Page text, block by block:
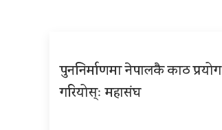
पुननिर्माणमा नेपालकै काठ प्रयोग
गरियोस्ः महासंघ